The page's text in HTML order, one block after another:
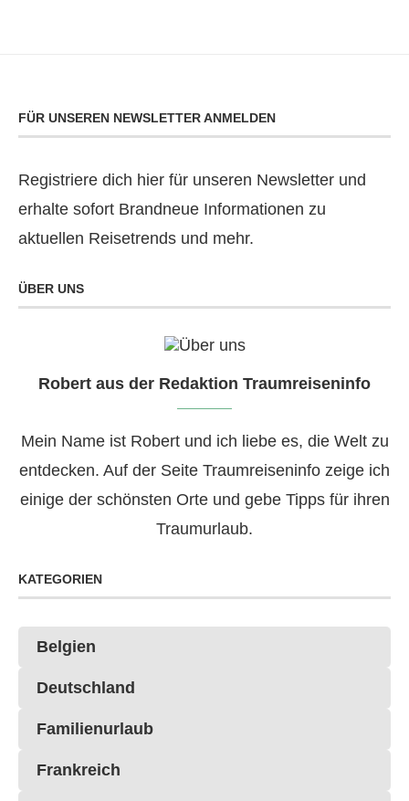
FÜR UNSEREN NEWSLETTER ANMELDEN
Registriere dich hier für unseren Newsletter und
erhalte sofort Brandneue Informationen zu
aktuellen Reisetrends und mehr.
ÜBER UNS
Robert aus der Redaktion Traumreiseninfo
Mein Name ist Robert und ich liebe es, die Welt zu
entdecken. Auf der Seite Traumreiseninfo zeige ich
einige der schönsten Orte und gebe Tipps für ihren
Traumurlaub.
KATEGORIEN
Belgien
Deutschland
Familienurlaub
Frankreich